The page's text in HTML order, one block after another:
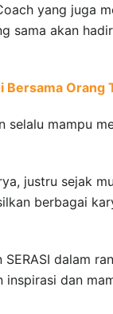
yang juga
sama akan
Orang
selalu mampu
justru sejak
berbagai
dalam
dan